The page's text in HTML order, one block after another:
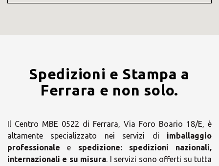
Spedizioni e Stampa a
Ferrara e non solo.
Il Centro MBE 0522 di Ferrara, Via Foro Boario 18/E, è
altamente specializzato nei servizi di imballaggio
professionale e spedizione:
spedizioni nazionali,
internazionali e su misura. I servizi sono offerti su tutta